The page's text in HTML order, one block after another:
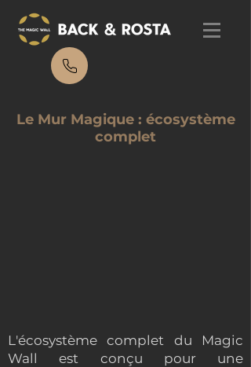
Le Mur Magique : écosystème
complet
L'écosystème complet du Magic
Wall est conçu pour une